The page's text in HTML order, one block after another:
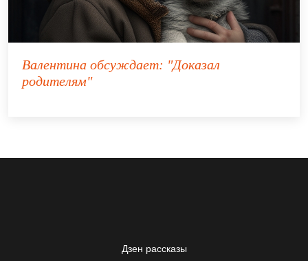
Валентина обсуждает: "Доказал
родителям"
Дзен рассказы